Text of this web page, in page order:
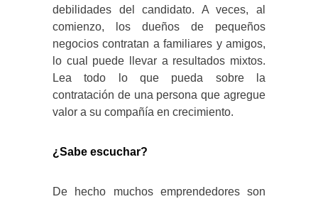
debilidades del candidato. A veces, al
comienzo, los dueños de pequeños
negocios contratan a familiares y amigos,
lo cual puede llevar a resultados mixtos.
Lea todo lo que pueda sobre la
contratación de una persona que agregue
valor a su compañía en crecimiento.
¿Sabe escuchar?
De hecho muchos emprendedores son